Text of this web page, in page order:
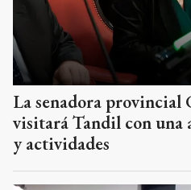
La senadora
visitará Tandil con una
y actividades